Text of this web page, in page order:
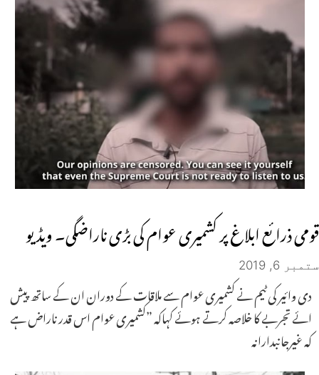
قومی ذرائع ابلاغ پر کشمیری عوام کی بڑی ناراضگی۔ ویڈیو
ستمبر 6, 2019
دی وائیر کی ٹیم نے کشمیری عوام سے ملاقات کے دوران ان کے ساتھ پیش
ائے تجربے کا خلاصہ کرتے ہوئے کہاکہ ”کشمیری عوام اس قدر ناراض ہے
کہ غیرجانبدارانہ